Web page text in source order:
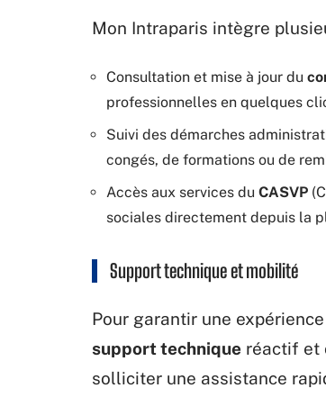
Mon Intraparis intègre
Consultation et mise à jour du
professionnelles en quelques
Suivi des démarches
congés, de formations ou de
Accès aux services du CASVP
sociales directement depuis la
Support technique et mobilité
Pour garantir une
support technique réactif et
solliciter une assistance